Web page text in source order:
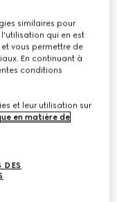
similaires pour
qui en est
vous permettre de
En continuant à
conditions
et leur utilisation sur
en matière de
DES